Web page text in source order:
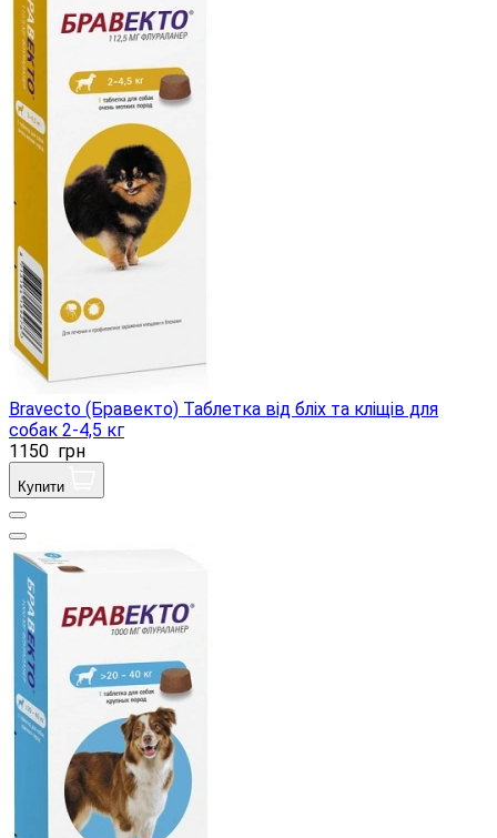
Bravecto (Бравекто) Таблетка від бліх та кліщів для
собак 2-4,5 кг
1150 грн
Купити